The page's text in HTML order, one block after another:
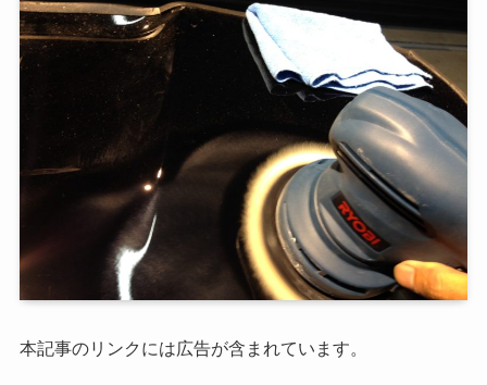
本記事のリンクには広告が含まれています。